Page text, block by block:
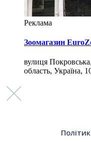
Реклама
Зоомагазин
вулиця
область, Україна,